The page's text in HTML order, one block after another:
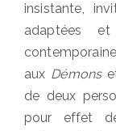
insistante,
adaptées
aux Démons
de deux
pour effet